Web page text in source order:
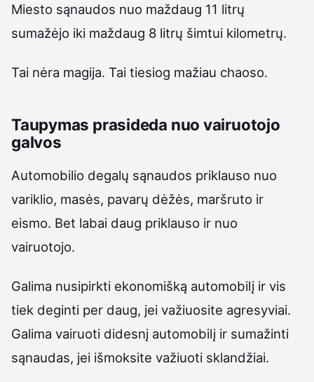
Miesto sąnaudos nuo maždaug 11 litrų
sumažėjo iki maždaug 8 litrų šimtui kilometrų.
Tai nėra magija. Tai tiesiog mažiau chaoso.
Taupymas prasideda nuo vairuotojo
galvos
Automobilio degalų sąnaudos priklauso nuo
variklio, masės, pavarų dėžės, maršruto ir
eismo. Bet labai daug priklauso ir nuo
vairuotojo.
Galima nusipirkti ekonomišką automobilį ir vis
tiek deginti per daug, jei važiuosite agresyviai.
Galima vairuoti didesnį automobilį ir sumažinti
sąnaudas, jei išmoksite važiuoti sklandžiai.